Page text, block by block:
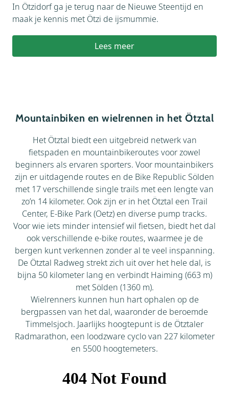
In Ötzidorf ga je terug naar de Nieuwe Steentijd en
maak je kennis met Ötzi de ijsmummie.
Lees meer
Mountainbiken en wielrennen in het Ötztal
Het Ötztal biedt een uitgebreid netwerk van
fietspaden en mountainbikeroutes voor zowel
beginners als ervaren sporters. Voor mountainbikers
zijn er uitdagende routes en de Bike Republic Sölden
met 17 verschillende single trails met een lengte van
zo’n 14 kilometer. Ook zijn er in het Ötztal een Trail
Center, E-Bike Park (Oetz) en diverse pump tracks.
Voor wie iets minder intensief wil fietsen, biedt het dal
ook verschillende e-bike routes, waarmee je de
bergen kunt verkennen zonder al te veel inspanning.
De Ötztal Radweg strekt zich uit over het hele dal, is
bijna 50 kilometer lang en verbindt Haiming (663 m)
met Sölden (1360 m).
Wielrenners kunnen hun hart ophalen op de
bergpassen van het dal, waaronder de beroemde
Timmelsjoch. Jaarlijks hoogtepunt is de Ötztaler
Radmarathon, een loodzware cyclo van 227 kilometer
en 5500 hoogtemeters.